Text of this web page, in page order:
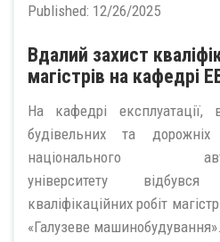
Published: 12/26/2025
Вдалий захист
магістрів на
На кафедрі експлуатації,
будівельних та
національного
університету
кваліфікаційних робіт
«Галузеве